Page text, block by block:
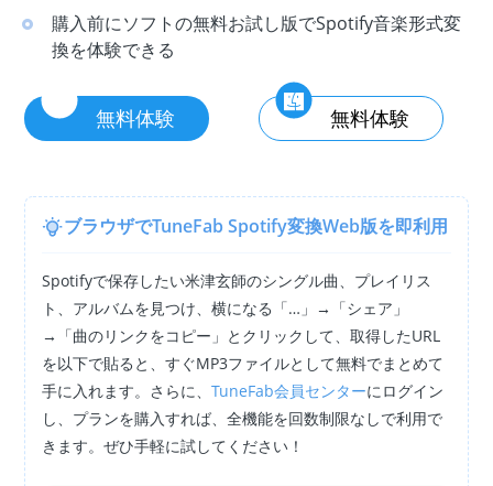
購入前にソフトの無料お試し版でSpotify音楽形式変
換を体験できる
無料体験 無料体験
ブラウザでTuneFab Spotify変換Web版を即利用
Spotifyで保存したい米津玄師のシングル曲、プレイリス
ト、アルバムを見つけ、横になる「…」→「シェア」
→「曲のリンクをコピー」とクリックして、取得したURL
を以下で貼ると、すぐMP3ファイルとして無料でまとめて
手に入れます。さらに、TuneFab会員センターにログイン
し、プランを購入すれば、全機能を回数制限なしで利用で
きます。ぜひ手軽に試してください！